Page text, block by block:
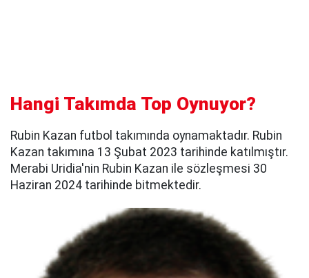
Hangi Takımda Top Oynuyor?
Rubin Kazan futbol takımında oynamaktadır. Rubin
Kazan takımına 13 Şubat 2023 tarihinde katılmıştır.
Merabi Uridia'nin Rubin Kazan ile sözleşmesi 30
Haziran 2024 tarihinde bitmektedir.